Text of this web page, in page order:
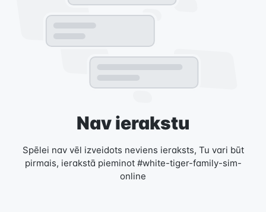
Nav ierakstu
Spēlei nav vēl izveidots neviens ieraksts, Tu vari būt
pirmais, ierakstā pieminot #white-tiger-family-sim-
online